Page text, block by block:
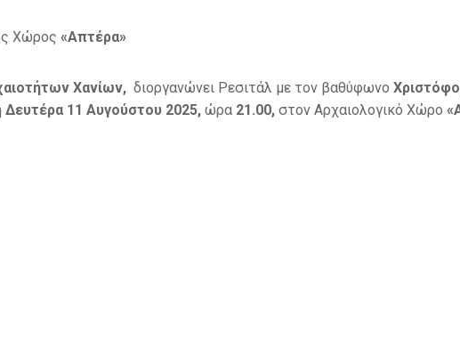
Χώρος «Απτέρα»
Χανίων, διοργανώνει Ρεσιτάλ με τον βαθύφωνο
Δευτέρα 11 Αυγούστου 2025, ώρα 21.00, στον Αρχαιολογικό Χώρο